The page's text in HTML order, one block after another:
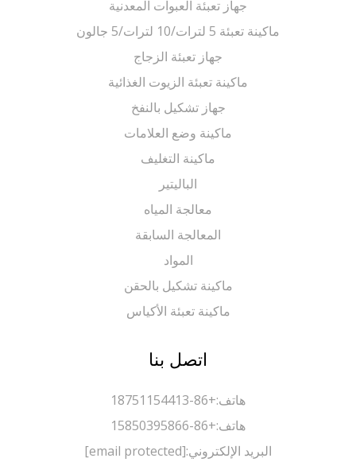
جهاز تعبئة العبوات المعدنية
ماكينة تعبئة 5 لترات/10 لترات/5 جالون
جهاز تعبئة الزجاج
ماكينة تعبئة الزيوت الغذائية
جهاز تشكيل بالنفخ
ماكينة وضع العلامات
ماكينة التغليف
الباليتير
معالجة المياه
المعالجة السابقة
ماكينة تشكيل بالحقن
ماكينة تعبئة الأكياس
اتصل بنا
+86-18751154413
+86-15850395866
البريد الإلكتروني:[email protected]